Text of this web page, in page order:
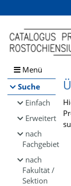
Browsen
direkt zum Inhalt
Menü
Suche
Einfach
Erweitert
nach
Fachgebiet
nach
Fakultät /
Sektion